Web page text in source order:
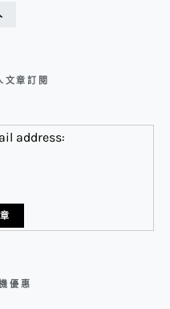
文章訂閱
address:
優惠